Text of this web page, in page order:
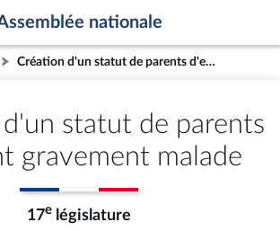
nationale
Création d'un statut de parents d'enfant gravement malade
statut de parents
gravement malade
17e législature